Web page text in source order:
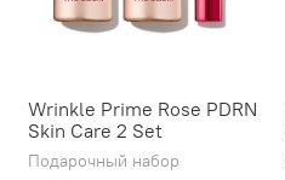
Wrinkle Prime Rose PDRN
Skin Care 2 Set
Подарочный набор